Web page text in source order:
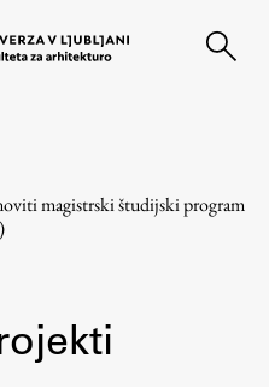
magistrski študijski program